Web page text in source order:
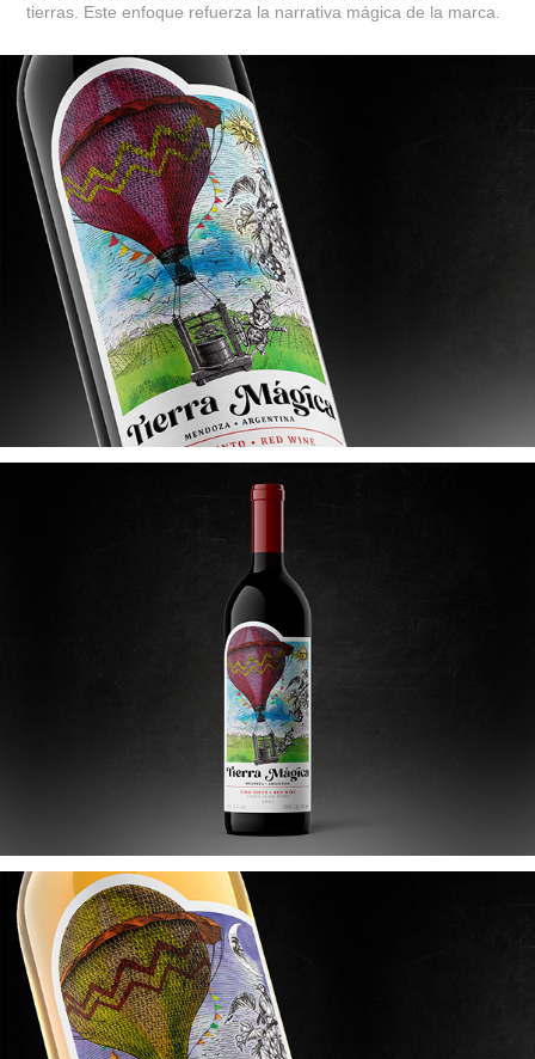
tierras. Este enfoque refuerza la narrativa mágica de la marca.